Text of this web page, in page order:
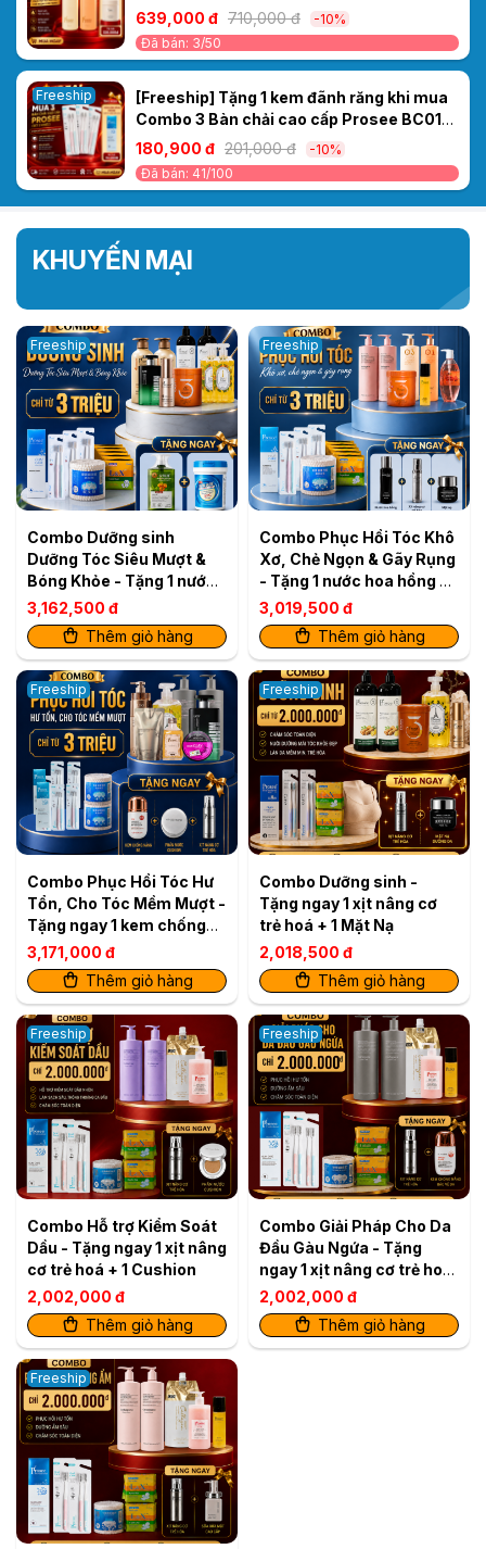
Collagen IS-1/IC-1 730ml – Phục Hồi Tóc
Khô Xơ, Chẻ Ngọn & Gãy Rụng
639,000 đ 710,000 đ
-10%
Đã bán: 3/50
Freeship
[Freeship] Tặng 1 kem đãnh răng khi mua
Combo 3 Bàn chải cao cấp Prosee BC01
(Vỉ 2 chiếc)
180,900 đ 201,000 đ
-10%
Đã bán: 41/100
KHUYẾN MẠI
Freeship
Combo Dưỡng sinh
Dưỡng Tóc Siêu Mượt &
Bóng Khỏe - Tặng 1 nước
rửa đa năng + 1 nước giặt
đa năng
3,162,500 đ
Thêm giỏ hàng
Freeship
Combo Phục Hồi Tóc Khô
Xơ, Chẻ Ngọn & Gãy Rụng
- Tặng 1 nước hoa hồng +
1 Xịt nâng cơ trẻ hoá + 1
mặt nạ
3,019,500 đ
Thêm giỏ hàng
Freeship
Combo Phục Hồi Tóc Hư
Tổn, Cho Tóc Mềm Mượt -
Tặng ngay 1 kem chống
nắng BB + 1 hộp phấn
nước Cushion + 1 Xịt nâng
cơ trẻ hoá
3,171,000 đ
Thêm giỏ hàng
Freeship
Combo Dưỡng sinh -
Tặng ngay 1 xịt nâng cơ
trẻ hoá + 1 Mặt Nạ
2,018,500 đ
Thêm giỏ hàng
Freeship
Combo Hỗ trợ Kiểm Soát
Dầu - Tặng ngay 1 xịt nâng
cơ trẻ hoá + 1 Cushion
2,002,000 đ
Thêm giỏ hàng
Freeship
Combo Giải Pháp Cho Da
Đầu Gàu Ngứa - Tặng
ngay 1 xịt nâng cơ trẻ hoá
+ 1 kem chống nắng
2,002,000 đ
Thêm giỏ hàng
Freeship